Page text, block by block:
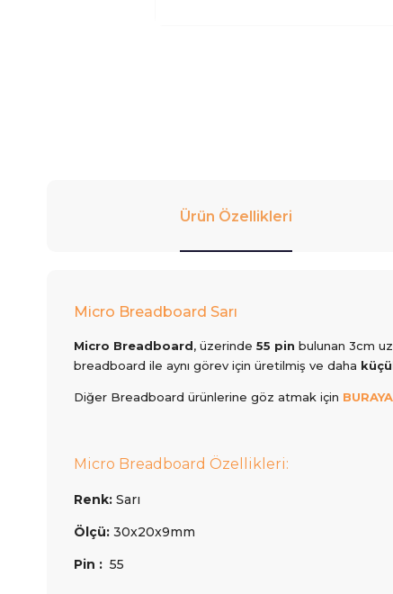
Ürün Özellikleri
Micro Breadboard Sarı
Micro Breadboard, üzerinde 55 pin bulunan 3cm
breadboard ile aynı görev için üretilmiş ve daha
Diğer Breadboard ürünlerine göz atmak için
Micro Breadboard Özellikleri:
Renk: Sarı
Ölçü: 30x20x9mm
Pin : 55